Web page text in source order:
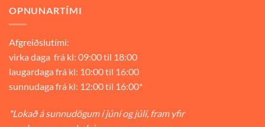
OPNUNARTÍMI
Afgreiðslutími:
virka daga frá kl: 09:00 til 18:00
laugardaga frá kl: 10:00 til 16:00
sunnudaga frá kl: 12:00 til 16:00*
*Lokað á sunnudögum í júní og júlí, fram yfir